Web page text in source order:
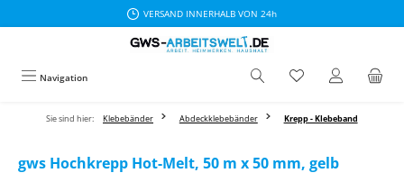
VERSAND INNERHALB VON 24h
Navigation
Sie sind hier: Klebebänder Abdeckklebebänder Krepp - Klebeband
gws Hochkrepp Hot-Melt, 50 m x 50 mm, gelb